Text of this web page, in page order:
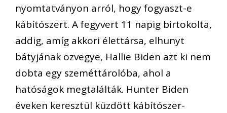
nyomtatványon arról, hogy fogyaszt-e
kábítószert. A fegyvert 11 napig birtokolta,
addig, amíg akkori élettársa, elhunyt
bátyjának özvegye, Hallie Biden azt ki nem
dobta egy szeméttárolóba, ahol a
hatóságok megtalálták. Hunter Biden
éveken keresztül küzdött kábítószer-